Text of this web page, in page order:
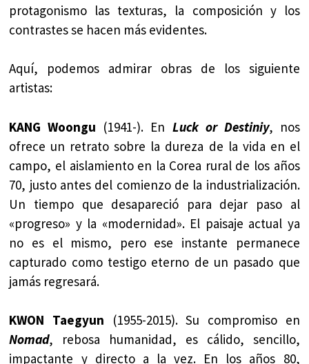
protagonismo las texturas, la composición y los
contrastes se hacen más evidentes.
Aquí, podemos admirar obras de los siguiente
artistas:
KANG Woongu (1941-). En Luck or Destiniy, nos
ofrece un retrato sobre la dureza de la vida en el
campo, el aislamiento en la Corea rural de los años
70, justo antes del comienzo de la industrialización.
Un tiempo que desapareció para dejar paso al
«progreso» y la «modernidad». El paisaje actual ya
no es el mismo, pero ese instante permanece
capturado como testigo eterno de un pasado que
jamás regresará.
KWON Taegyun (1955-2015). Su compromiso en
Nomad, rebosa humanidad, es cálido, sencillo,
impactante y directo a la vez. En los años 80,